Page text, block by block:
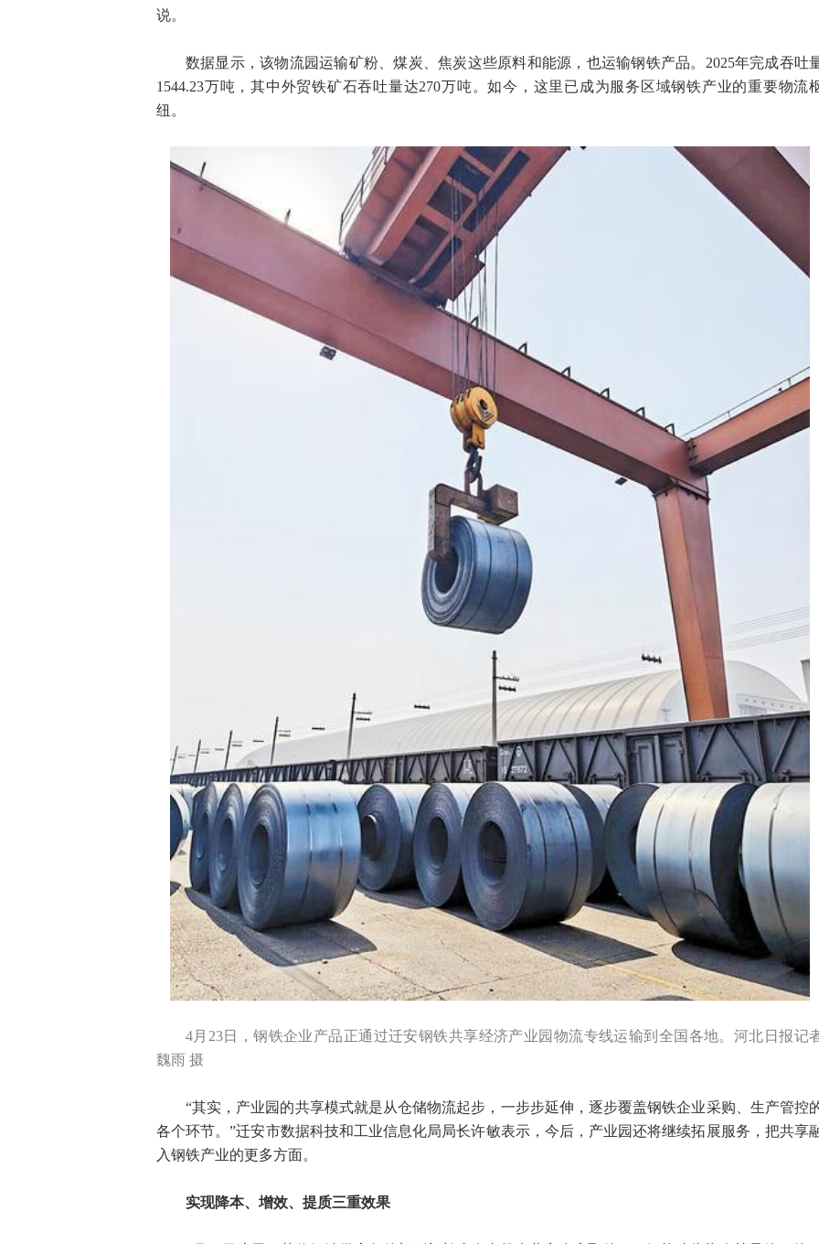
说。
数据显示，该物流园运输矿粉、煤炭、焦炭这些原料和能源，也运输钢铁产品。2025年完成吞吐
1544.23万吨，其中外贸铁矿石吞吐量达270万吨。如今，这里已成为服务区域钢铁产业的重要物流
纽。
4月23日，钢铁企业产品正通过迁安钢铁共享经济产业园物流专线运输到全国各地。河北日报记
魏雨 摄
“其实，产业园的共享模式就是从仓储物流起步，一步步延伸，逐步覆盖钢铁企业采购、生产管控
各个环节。”迁安市数据科技和工业信息化局局长许敏表示，今后，产业园还将继续拓展服务，把共享
入钢铁产业的更多方面。
实现降本、增效、提质三重效果